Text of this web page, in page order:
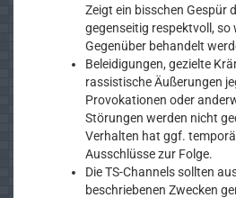
Zeigt ein bisschen Gespür
gegenseitig respektvoll, so
Gegenüber behandelt
Beleidigungen, gezielte
rassistische Äußerungen
Provokationen oder
Störungen werden nicht
Verhalten hat ggf.
Ausschlüsse zur Folge.
Die TS-Channels sollten
beschriebenen Zwecken